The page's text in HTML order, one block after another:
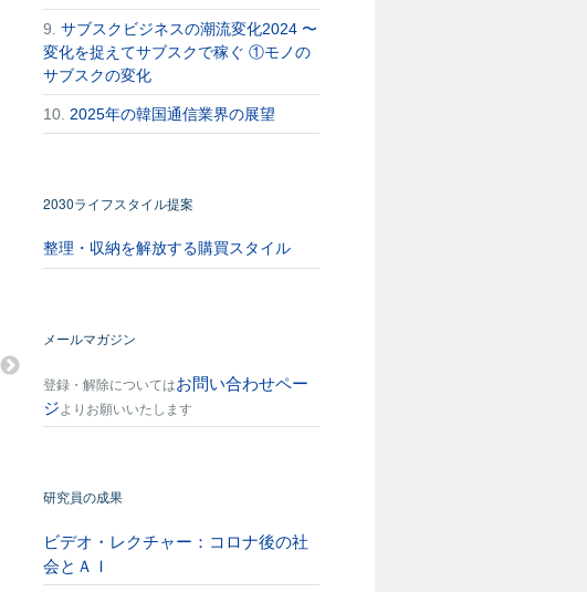
2026/02/02
2026年の米国通信業
界の展望
ド用周 …
2026年の中国通信業
9. サブスクビジネスの潮流変化2024 〜
変化を捉えてサブスクで稼ぐ ①モノの
サブスクの変化
10. 2025年の韓国通信業界の展望
2030ライフスタイル提案
整理・収納を解放する購買スタイル
メールマガジン
登録・解除についてはお問い合わせペー
ジよりお願いいたします
研究員の成果
ビデオ・レクチャー：コロナ後の社
会とＡＩ